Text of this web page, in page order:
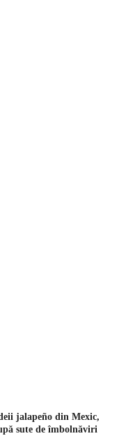
jalapeño din Mexic,
sute de îmbolnăviri